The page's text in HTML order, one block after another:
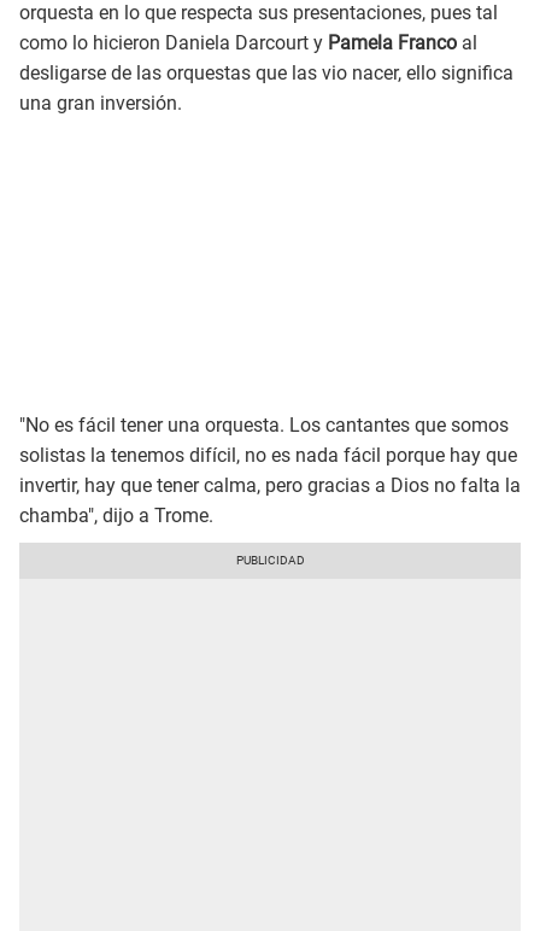
orquesta en lo que respecta sus presentaciones, pues tal
como lo hicieron Daniela Darcourt y Pamela Franco al
desligarse de las orquestas que las vio nacer, ello significa
una gran inversión.
"No es fácil tener una orquesta. Los cantantes que somos
solistas la tenemos difícil, no es nada fácil porque hay que
invertir, hay que tener calma, pero gracias a Dios no falta la
chamba", dijo a Trome.